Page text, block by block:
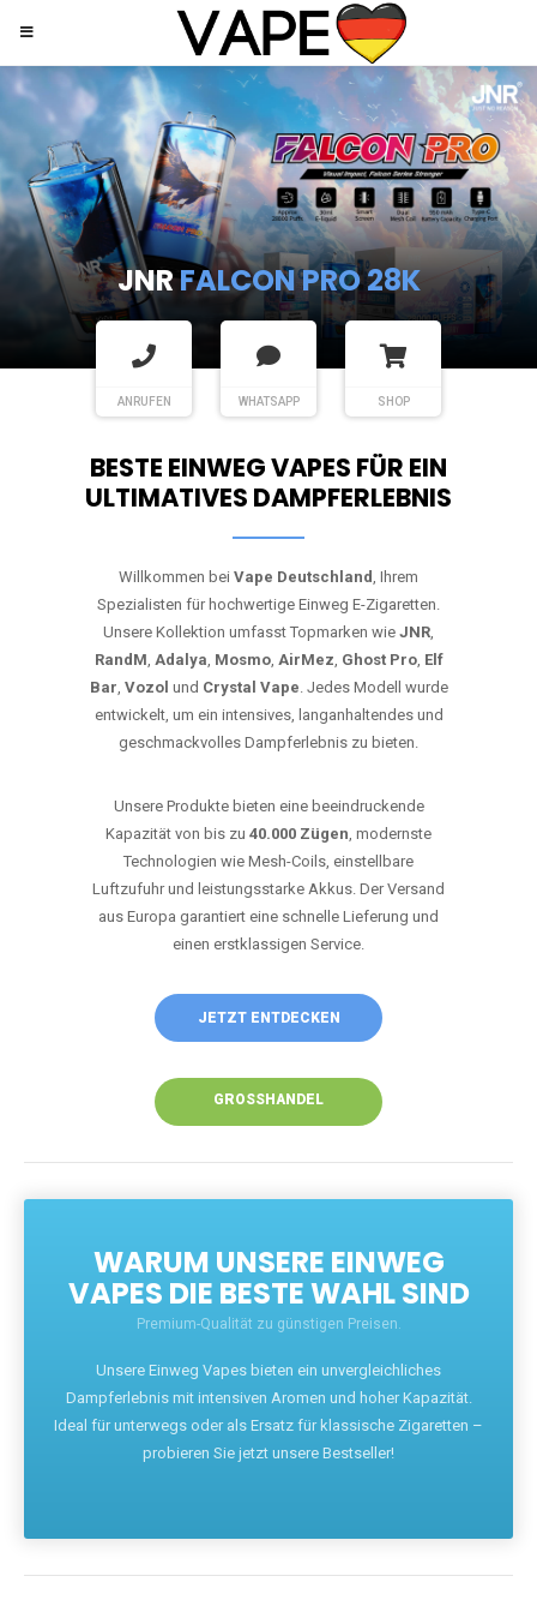
JNRSHISHA HOOKAH MAX
ANRUFEN WHATSAPP SHOP
BESTE EINWEG VAPES FÜR EIN
ULTIMATIVES DAMPFERLEBNIS
Willkommen bei Vape Deutschland, Ihrem
Spezialisten für hochwertige Einweg E-Zigaretten.
Unsere Kollektion umfasst Topmarken wie JNR,
RandM, Adalya, Mosmo, AirMez, Ghost Pro, Elf
Bar, Vozol und Crystal Vape. Jedes Modell wurde
entwickelt, um ein intensives, langanhaltendes und
geschmackvolles Dampferlebnis zu bieten.
Unsere Produkte bieten eine beeindruckende
Kapazität von bis zu 40.000 Zügen, modernste
Technologien wie Mesh-Coils, einstellbare
Luftzufuhr und leistungsstarke Akkus. Der Versand
aus Europa garantiert eine schnelle Lieferung und
einen erstklassigen Service.
JETZT ENTDECKEN
GROSSHANDEL
WARUM UNSERE EINWEG
VAPES DIE BESTE WAHL SIND
Premium-Qualität zu günstigen Preisen.
Unsere Einweg Vapes bieten ein unvergleichliches
Dampferlebnis mit intensiven Aromen und hoher Kapazität.
Ideal für unterwegs oder als Ersatz für klassische Zigaretten –
probieren Sie jetzt unsere Bestseller!